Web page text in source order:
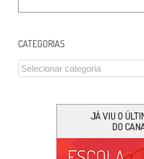
CATEGORIAS
CATEGORIAS